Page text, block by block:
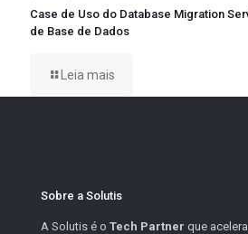
Case de Uso do Database Migration
de Base de Dados
Leia mais
Sobre a Solutis
A Solutis é o Tech Partner que